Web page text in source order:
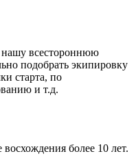
нашу всестороннюю
подобрать экипировку
старта, по
и т.д.
более 10 лет.